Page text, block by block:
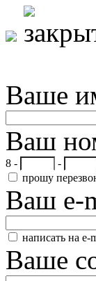
Ваше
Ваш
8 - -
прошу
Ваш e-
написать на e-
Ваше